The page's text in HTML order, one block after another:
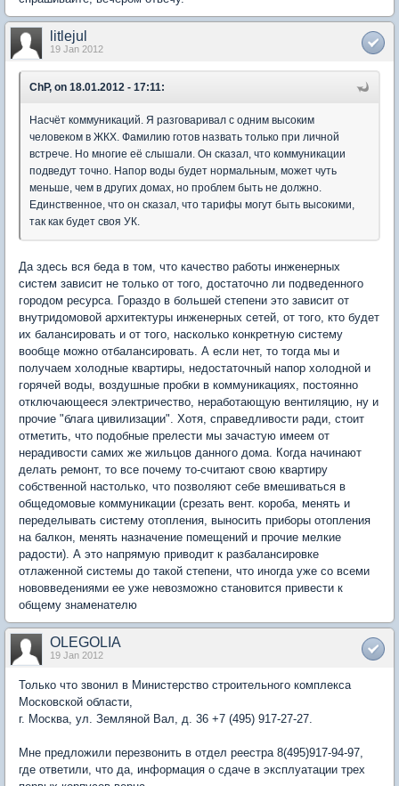
litlejul
19 Jan 2012
ChP, on 18.01.2012 - 17:11:
Насчёт коммуникаций. Я разговаривал с одним высоким
человеком в ЖКХ. Фамилию готов назвать только при личной
встрече. Но многие её слышали. Он сказал, что коммуникации
подведут точно. Напор воды будет нормальным, может чуть
меньше, чем в других домах, но проблем быть не должно.
Единственное, что он сказал, что тарифы могут быть высокими,
так как будет своя УК.
Да здесь вся беда в том, что качество работы инженерных
систем зависит не только от того, достаточно ли подведенного
городом ресурса. Гораздо в большей степени это зависит от
внутридомовой архитектуры инженерных сетей, от того, кто будет
их балансировать и от того, насколько конкретную систему
вообще можно отбалансировать. А если нет, то тогда мы и
получаем холодные квартиры, недостаточный напор холодной и
горячей воды, воздушные пробки в коммуникациях, постоянно
отключающееся электричество, неработающую вентиляцию, ну и
прочие "блага цивилизации". Хотя, справедливости ради, стоит
отметить, что подобные прелести мы зачастую имеем от
нерадивости самих же жильцов данного дома. Когда начинают
делать ремонт, то все почему то-считают свою квартиру
собственной настолько, что позволяют себе вмешиваться в
общедомовые коммуникации (срезать вент. короба, менять и
переделывать систему отопления, выносить приборы отопления
на балкон, менять назначение помещений и прочие мелкие
радости). А это напрямую приводит к разбалансировке
отлаженной системы до такой степени, что иногда уже со всеми
нововведениями ее уже невозможно становится привести к
общему знаменателю
OLEGOLIA
19 Jan 2012
Только что звонил в Министерство строительного комплекса
Московской области,
г. Москва, ул. Земляной Вал, д. 36 +7 (495) 917-27-27.
Мне предложили перезвонить в отдел реестра 8(495)917-94-97,
где ответили, что да, информация о сдаче в эксплуатации трех